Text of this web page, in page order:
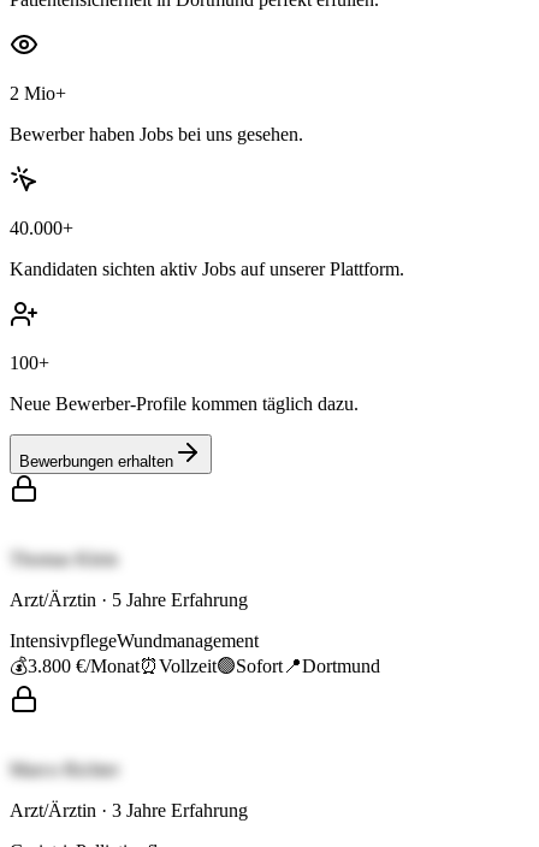
2 Mio+
Bewerber haben Jobs bei uns gesehen.
40.000+
Kandidaten sichten aktiv Jobs auf unserer Plattform.
100+
Neue Bewerber-Profile kommen täglich dazu.
Bewerbungen erhalten
Thomas Klein
Arzt/Ärztin · 5 Jahre Erfahrung
IntensivpflegeWundmanagement
💰3.800 €/Monat⏰Vollzeit🟢Sofort 📍Dortmund
Marco Richter
Arzt/Ärztin · 3 Jahre Erfahrung